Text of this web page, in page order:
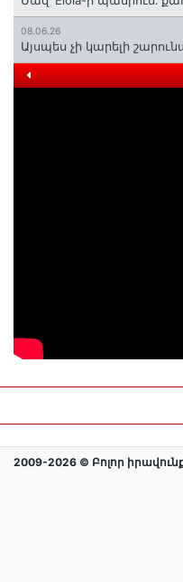
08.06.26
Այսպես չի կարելի
2009-2026 © Բոլոր